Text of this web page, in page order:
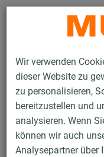
Wir verwenden
dieser Website zu
zu personalisieren,
bereitzustellen und
analysieren. Wenn
können wir auch
Analysepartner über
Produkte
MPR-Schnellbefestiger